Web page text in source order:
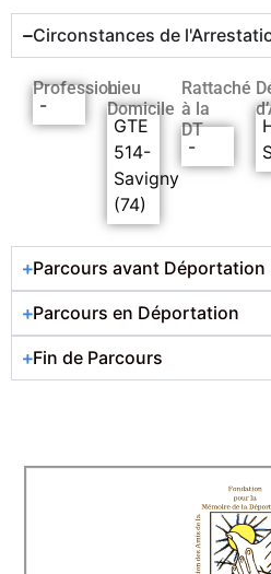
Circonstances de
Profession
-
Lieu
Domicile
GTE
514-
Savigny
(74)
Rattaché
à la
DT
-
Parcours avant Déportation
Parcours en Déportation
Fin de Parcours